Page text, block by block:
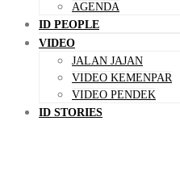
AGENDA
ID PEOPLE
VIDEO
JALAN JAJAN
VIDEO KEMENPAR
VIDEO PENDEK
ID STORIES